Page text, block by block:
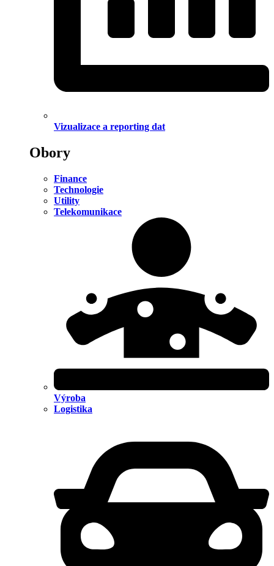
Vizualizace a reporting dat
Obory
Finance
Technologie
Utility
Telekomunikace
Výroba
Logistika